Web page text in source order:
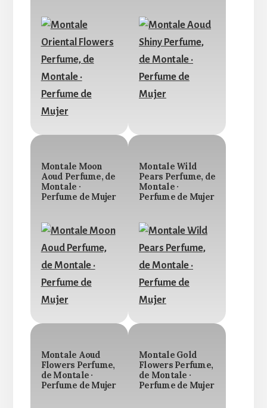
Montale Moon
Aoud Perfume, de
Montale ·
Perfume de Mujer
Montale Wild
Pears Perfume, de
Montale ·
Perfume de Mujer
Montale Aoud
Flowers Perfume,
de Montale ·
Perfume de Mujer
Montale Gold
Flowers Perfume,
de Montale ·
Perfume de Mujer